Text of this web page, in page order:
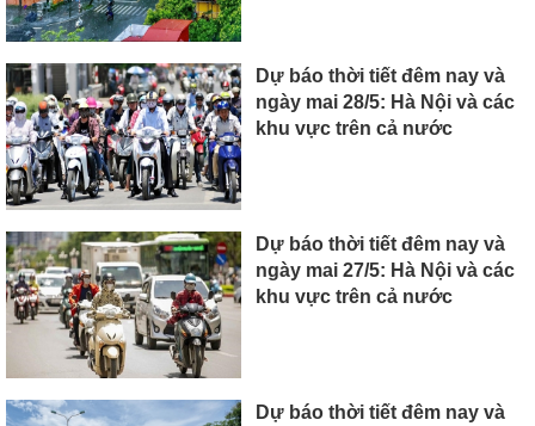
Dự báo thời tiết đêm nay và
ngày mai 28/5: Hà Nội và các
khu vực trên cả nước
Dự báo thời tiết đêm nay và
ngày mai 27/5: Hà Nội và các
khu vực trên cả nước
Dự báo thời tiết đêm nay và